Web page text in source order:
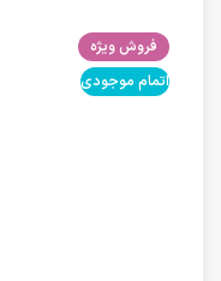
فروش ویژه
اتمام موجودی